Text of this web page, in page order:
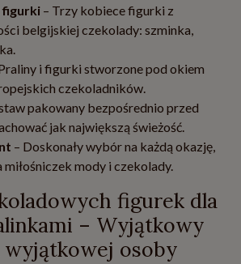
figurki – Trzy kobiece figurki z
belgijskiej czekolady: szminka,
i figurki stworzone pod okiem
czekoladników.
pakowany bezpośrednio przed
jak największą świeżość.
– Doskonały wybór na każdą okazję,
miłośniczek mody i czekolady.
figurek dla
– Wyjątkowy
osoby